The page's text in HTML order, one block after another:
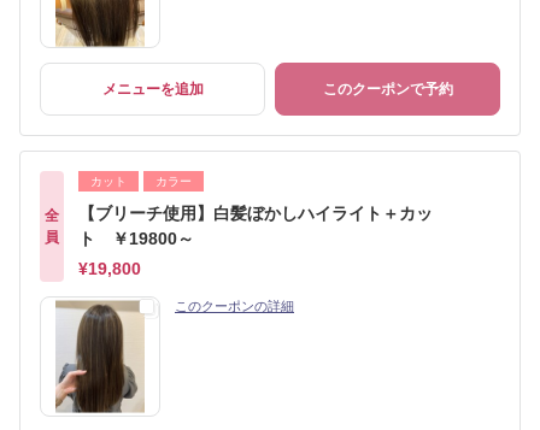
メニューを追加 このクーポンで予約
全
員
カット カラー
【ブリーチ使用】白髪ぼかしハイライト＋カッ
ト ￥19800～
¥19,800
このクーポンの詳細